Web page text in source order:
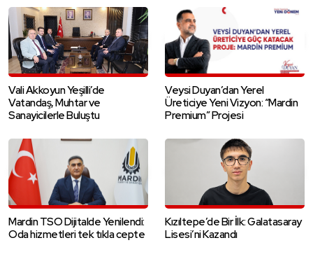
Vali Akkoyun Yeşilli’de
Vatandaş, Muhtar ve
Sanayicilerle Buluştu
Veysi Duyan’dan Yerel
Üreticiye Yeni Vizyon: “Mardin
Premium” Projesi
Mardin TSO Dijitalde Yenilendi:
Oda hizmetleri tek tıkla cepte
Kızıltepe’de Bir İlk: Galatasaray
Lisesi’ni Kazandı